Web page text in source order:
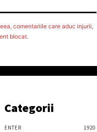
comentariile care aduc injurii,
blocat.
Categorii
ENTER
1920